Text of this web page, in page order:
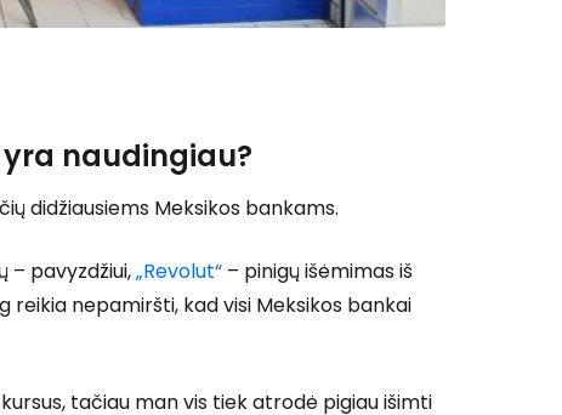
naudingiau?
didžiausiems Meksikos bankams.
pavyzdžiui,„Revolut“ – pinigų išėmimas iš
nepamiršti, kad visi Meksikos bankai
tačiau man vis tiek atrodė pigiau išimti
Cestee
Tęsti su Facebook
Tęsti el. paštu